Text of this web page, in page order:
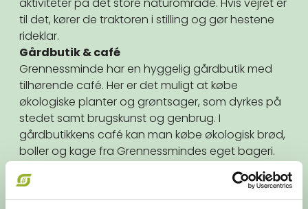
til det, kører de traktoren i stilling og gør hestene
rideklar.
Gårdbutik & café
Grennessminde har en hyggelig gårdbutik med
tilhørende café. Her er det muligt at købe
økologiske planter og grøntsager, som dyrkes på
stedet samt brugskunst og genbrug. I
gårdbutikkens café kan man købe økologisk brød,
boller og kage fra Grennessmindes eget bageri.
Sæt f.eks. tænderne i en kanelsnurre, høj snegl,
brownie eller tebirkes. På disken er der også altid
friskbrygget kaffe, te, kakao og saft.